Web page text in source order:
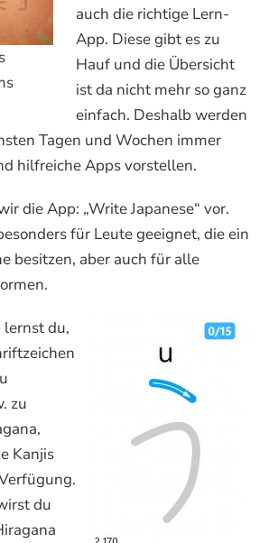
auch die richtige Lern-
App. Diese gibt es zu
Hauf und die Übersicht
ist da nicht mehr so ganz
einfach. Deshalb werden
Tagen und Wochen immer
hilfreiche Apps vorstellen.
die App: „Write Japanese“ vor.
für Leute geeignet, die ein
besitzen, aber auch für alle
lernst du,
zu
Kanjis
du